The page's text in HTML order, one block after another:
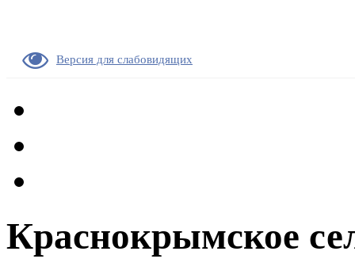
Версия для слабовидящих
Краснокрымское